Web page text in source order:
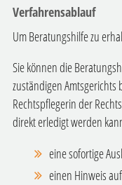
Verfahrensablauf
Um Beratungshilfe zu
Sie können die
zuständigen
Rechtspflegerin der
direkt erledigt werden
eine sofortige
einen Hinweis